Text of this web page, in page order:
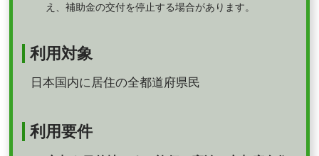
え、補助金の交付を停止する場合があります。
利用対象
日本国内に居住の全都道府県民
利用要件